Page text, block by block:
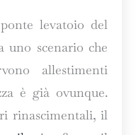
levatoio del
uno scenario che
allestimenti
è già ovunque.
rinascimentali, il